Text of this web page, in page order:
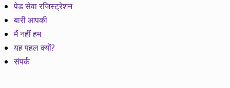
पेड सेवा रजिस्ट्रेशन
बारी आपकी
मैं नहीं हम
यह पहल क्यों?
संपर्क